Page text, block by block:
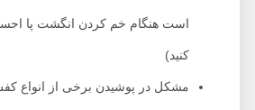
است هنگام خم کردن انگشت پا احساس
مشکل در پوشیدن برخی از انواع کفش،